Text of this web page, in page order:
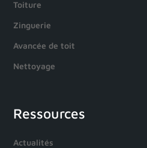
Toiture
Zinguerie
Avancée de toit
Nettoyage
Ressources
Actualités